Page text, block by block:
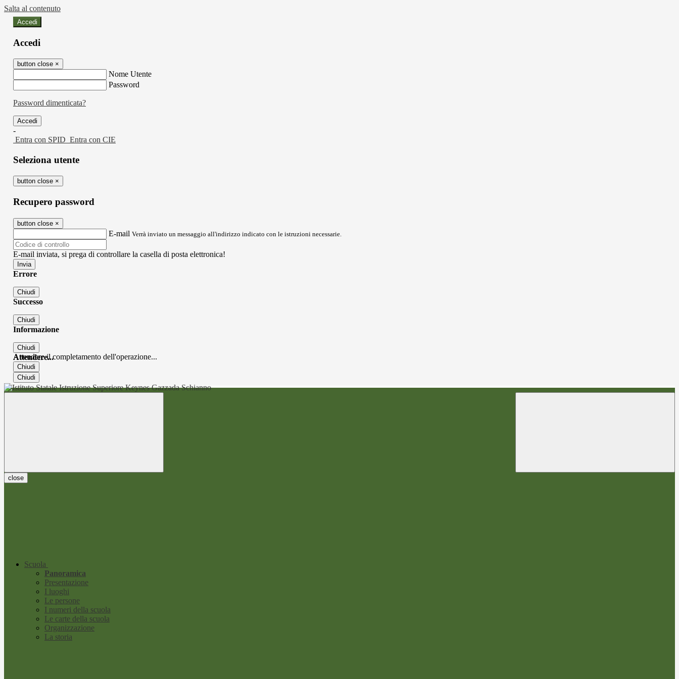
Salta al contenuto
Accedi
Accedi
button close ×
Nome Utente
Password
Password dimenticata?
-
Entra con SPID Entra con CIE
Seleziona utente
button close ×
Recupero password
button close ×
E-mail Verrà inviato un messaggio all'indirizzo indicato con le istruzioni necessarie.
E-mail inviata, si prega di controllare la casella di posta elettronica!
Errore
Chiudi
Successo
Chiudi
Informazione
Chiudi
Attendere...
Attendere il completamento dell'operazione...
Chiudi
Chiudi
close
Scuola
Panoramica
Presentazione
I luoghi
Le persone
I numeri della scuola
Le carte della scuola
Organizzazione
La storia